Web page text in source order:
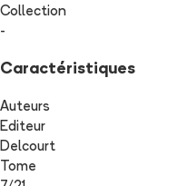
Collection
-
Caractéristiques
Auteurs
Editeur
Delcourt
Tome